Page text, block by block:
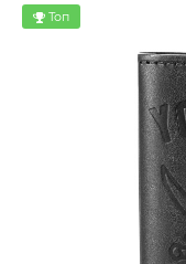
Топ